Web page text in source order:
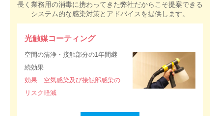
長く業務用の消毒に携わってきた弊社だからこそ提案できる
システム的な感染対策とアドバイスを提供します。
光触媒コーティング
空間の清浄・接触部分の1年間継
続効果
効果 空気感染及び接触部感染の
リスク軽減